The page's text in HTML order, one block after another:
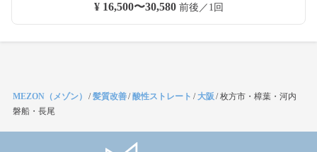
¥ 16,500〜30,580前後／1回
MEZON（メゾン） /髪質改善/酸性ストレート /大阪 /枚方市・樟葉・河内
磐船・長尾